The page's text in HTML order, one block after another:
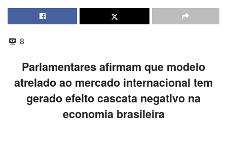
8
Parlamentares afirmam que modelo
atrelado ao mercado internacional tem
gerado efeito cascata negativo na
economia brasileira